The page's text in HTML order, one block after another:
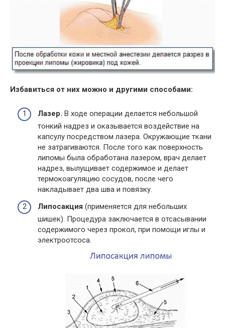
Избавиться от них можно и другими способами:
Лазер. В ходе операции делается небольшой
тонкий надрез и оказывается воздействие на
капсулу посредством лазера. Окружающие ткани
не затрагиваются. После того как поверхность
липомы была обработана лазером, врач делает
надрез, вылущивает содержимое и делает
термокоагуляцию сосудов, после чего
накладывает два шва и повязку.
Липосакция (применяется для небольших
шишек). Процедура заключается в отсасывании
содержимого через прокол, при помощи иглы и
электроотсоса.